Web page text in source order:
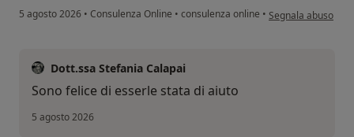
5 agosto 2026 • Consulenza Online • consulenza online • secondo l'opinione
Segnala abuso
Dott.ssa Stefania Calapai
Sono felice di esserle stata di aiuto
5 agosto 2026